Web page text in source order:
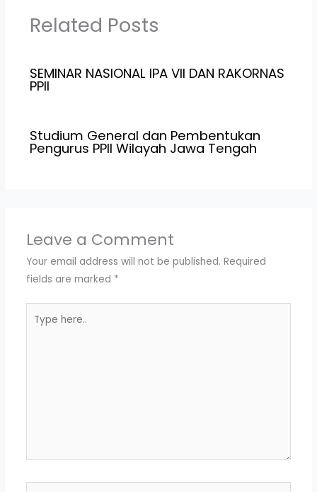
Related Posts
SEMINAR NASIONAL IPA VII DAN RAKORNAS
PPII
Studium General dan Pembentukan
Pengurus PPII Wilayah Jawa Tengah
Leave a Comment
Your email address will not be published. Required
fields are marked *
here..